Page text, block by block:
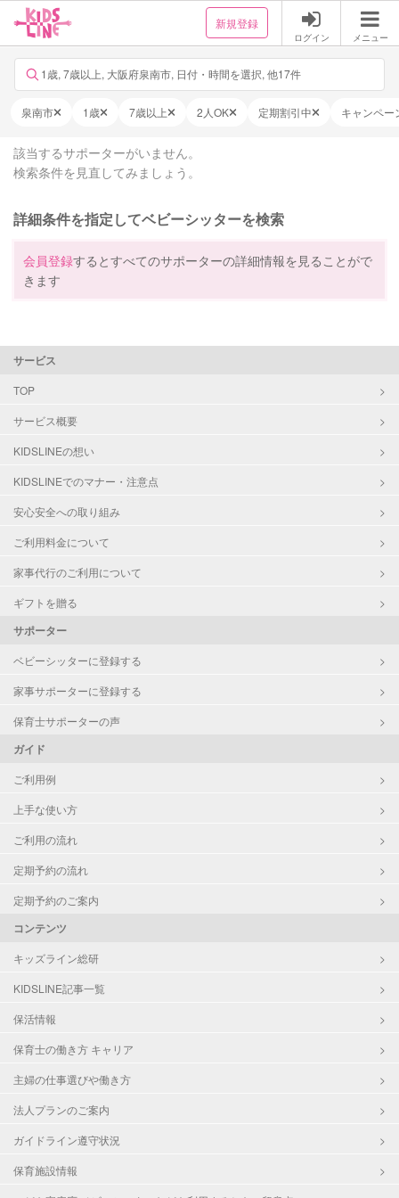
新規登録
ログイン メニュー
1歳, 7歳以上, 大阪府泉南市, 日付・時間を選択, 他17件
泉南市 1歳 7歳以上 2人OK 定期割引中 キャンペー
該当するサポーターがいません。
検索条件を見直してみましょう。
詳細条件を指定してベビーシッターを検索
会員登録するとすべてのサポーターの詳細情報を見ることがで
きます
サービス
TOP
サービス概要
KIDSLINEの想い
KIDSLINEでのマナー・注意点
安心安全への取り組み
ご利用料金について
家事代行のご利用について
ギフトを贈る
サポーター
ベビーシッターに登録する
家事サポーターに登録する
保育士サポーターの声
ガイド
ご利用例
上手な使い方
ご利用の流れ
定期予約の流れ
定期予約のご案内
コンテンツ
キッズライン総研
KIDSLINE記事一覧
保活情報
保育士の働き方 キャリア
主婦の仕事選びや働き方
法人プランのご案内
ガイドライン遵守状況
保育施設情報